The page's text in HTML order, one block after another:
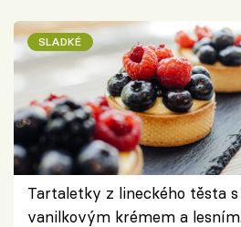
SLADKÉ
Tartaletky z lineckého těsta s
vanilkovým krémem a lesním